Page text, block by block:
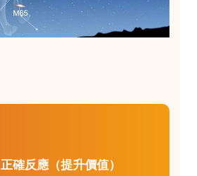
正確反應（提升價值）